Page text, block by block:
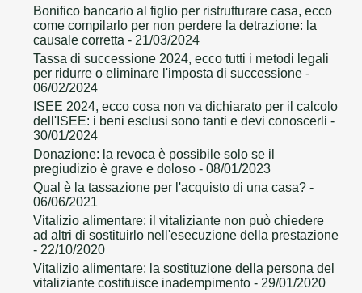
Bonifico bancario al figlio per ristrutturare casa, ecco
come compilarlo per non perdere la detrazione: la
causale corretta - 21/03/2024
Tassa di successione 2024, ecco tutti i metodi legali
per ridurre o eliminare l'imposta di successione -
06/02/2024
ISEE 2024, ecco cosa non va dichiarato per il calcolo
dell'ISEE: i beni esclusi sono tanti e devi conoscerli -
30/01/2024
Donazione: la revoca è possibile solo se il
pregiudizio è grave e doloso - 08/01/2023
Qual è la tassazione per l'acquisto di una casa? -
06/06/2021
Vitalizio alimentare: il vitaliziante non può chiedere
ad altri di sostituirlo nell'esecuzione della prestazione
- 22/10/2020
Vitalizio alimentare: la sostituzione della persona del
vitaliziante costituisce inadempimento - 29/01/2020